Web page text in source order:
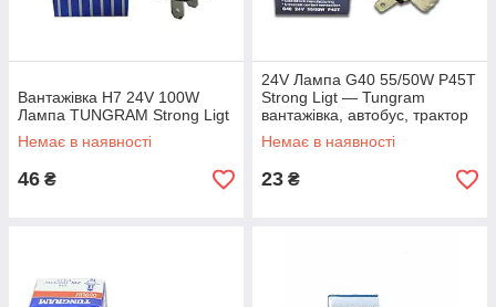
Вантажівка H7 24V 100W
Лампа TUNGRAM Strong Ligt
Немає в наявності
46 ₴
24V Лампа G40 55/50W P45T
Strong Ligt — Tungram
вантажівка, автобус, трактор
Немає в наявності
23 ₴